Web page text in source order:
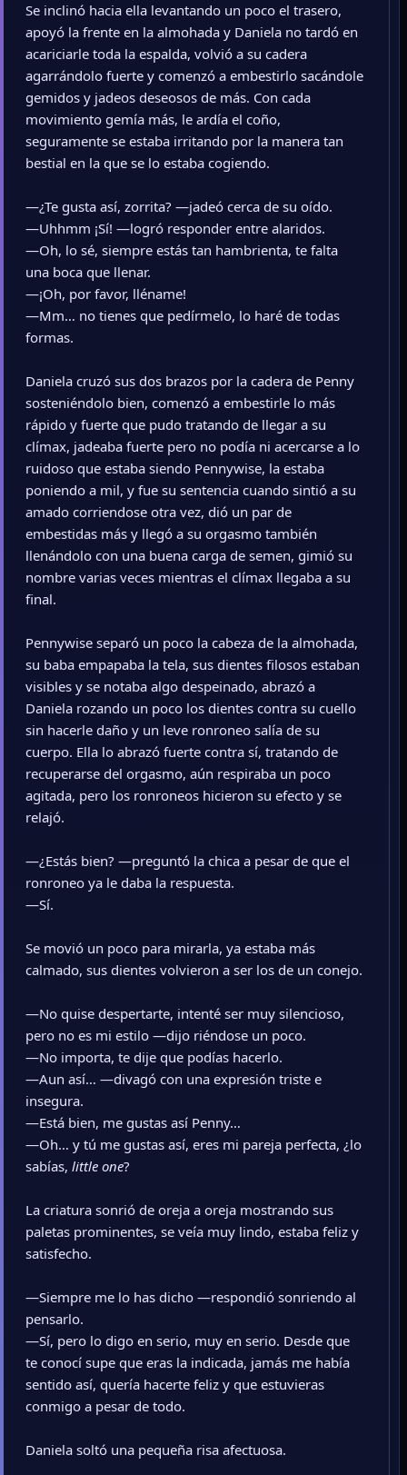
Se inclinó hacia ella levantando un poco el trasero,
apoyó la frente en la almohada y Daniela no tardó en
acariciarle toda la espalda, volvió a su cadera
agarrándolo fuerte y comenzó a embestirlo sacándole
gemidos y jadeos deseosos de más. Con cada
movimiento gemía más, le ardía el coño,
seguramente se estaba irritando por la manera tan
bestial en la que se lo estaba cogiendo.
—¿Te gusta así, zorrita? —jadeó cerca de su oído.
—Uhhmm ¡Sí! —logró responder entre alaridos.
—Oh, lo sé, siempre estás tan hambrienta, te falta
una boca que llenar.
—¡Oh, por favor, lléname!
—Mm… no tienes que pedírmelo, lo haré de todas
formas.
Daniela cruzó sus dos brazos por la cadera de Penny
sosteniéndolo bien, comenzó a embestirle lo más
rápido y fuerte que pudo tratando de llegar a su
clímax, jadeaba fuerte pero no podía ni acercarse a lo
ruidoso que estaba siendo Pennywise, la estaba
poniendo a mil, y fue su sentencia cuando sintió a su
amado corriendose otra vez, dió un par de
embestidas más y llegó a su orgasmo también
llenándolo con una buena carga de semen, gimió su
nombre varias veces mientras el clímax llegaba a su
final.
Pennywise separó un poco la cabeza de la almohada,
su baba empapaba la tela, sus dientes filosos estaban
visibles y se notaba algo despeinado, abrazó a
Daniela rozando un poco los dientes contra su cuello
sin hacerle daño y un leve ronroneo salía de su
cuerpo. Ella lo abrazó fuerte contra sí, tratando de
recuperarse del orgasmo, aún respiraba un poco
agitada, pero los ronroneos hicieron su efecto y se
relajó.
—¿Estás bien? —preguntó la chica a pesar de que el
ronroneo ya le daba la respuesta.
—Sí.
Se movió un poco para mirarla, ya estaba más
calmado, sus dientes volvieron a ser los de un conejo.
—No quise despertarte, intenté ser muy silencioso,
pero no es mi estilo —dijo riéndose un poco.
—No importa, te dije que podías hacerlo.
—Aun así… —divagó con una expresión triste e
insegura.
—Está bien, me gustas así Penny…
—Oh… y tú me gustas así, eres mi pareja perfecta, ¿lo
sabías, little one?
La criatura sonrió de oreja a oreja mostrando sus
paletas prominentes, se veía muy lindo, estaba feliz y
satisfecho.
—Siempre me lo has dicho —respondió sonriendo al
pensarlo.
—Sí, pero lo digo en serio, muy en serio. Desde que
te conocí supe que eras la indicada, jamás me había
sentido así, quería hacerte feliz y que estuvieras
conmigo a pesar de todo.
Daniela soltó una pequeña risa afectuosa.